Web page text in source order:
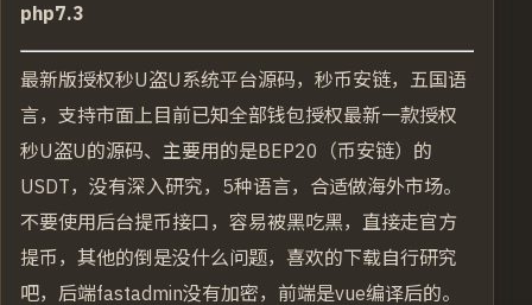
php7.3
最新版授权秒U盗U系统平台源码，秒币安链，五国语
言，支持市面上目前已知全部钱包授权最新一款授权
秒U盗U的源码、主要用的是BEP20（币安链）的
USDT，没有深入研究，5种语言，合适做海外市场。
不要使用后台提币接口，容易被黑吃黑，直接走官方
提币，其他的倒是没什么问题，喜欢的下载自行研究
吧，后端fastadmin没有加密，前端是vue编译后的。